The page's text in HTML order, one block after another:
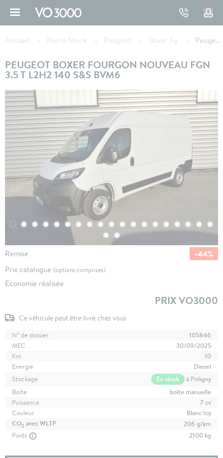
d'Ariane
Accueil Notre Stock Peugeot Boxer Fg Peugeot BOXER FOURGON FGN 3.5 T L2H2 140 S&S BVM6
PEUGEOT BOXER FOURGON NOUVEAU FGN
3.5 T L2H2 140 S&S BVM6
Remise -44%
Prix catalogue (options comprises)
Economie réalisée
PRIX VO3000
Ce véhicule peut être livré chez vous
N° de dossier
105846
MEC
30/09/2025
Km
10
Energie
Diesel
Stockage
En stock
à Poligny
Boîte
boîte manuelle
Puissance
7 cv
Couleur
Blanc Icy
CO2 avec WLTP
206 g/km
Poids
2100 kg